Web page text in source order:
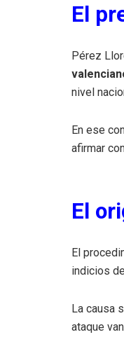
El
Pérez
nivel
En ese
afirmar
El
El
indicios
La causa
ataque